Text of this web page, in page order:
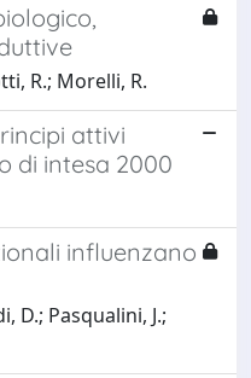
R.; Morelli, R.
attivi
di intesa 2000
influenzano
D.; Pasqualini, J.;